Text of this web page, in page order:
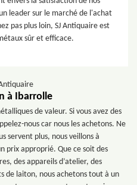
leader sur le marché de l'achat
pas plus loin, SJ Antiquaire est
sûr et efficace.
à Ibarrolle
de valeur. Si vous avez des
nous car nous les achetons. Ne
servent plus, nous veillons à
prix approprié. Que ce soit des
des appareils d’atelier, des
de laiton, nous achetons tout à un